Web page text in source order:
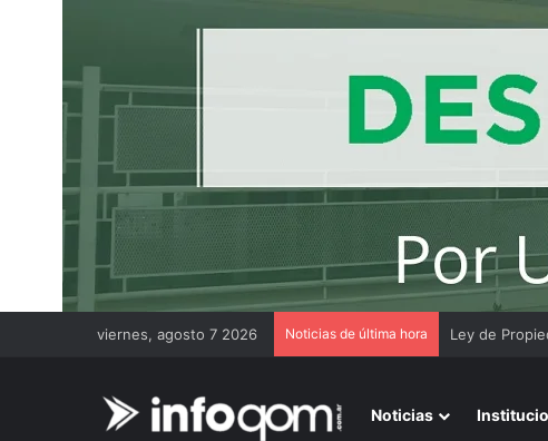
viernes, agosto 7 2026 Noticias de última hora Chaco
Noticias